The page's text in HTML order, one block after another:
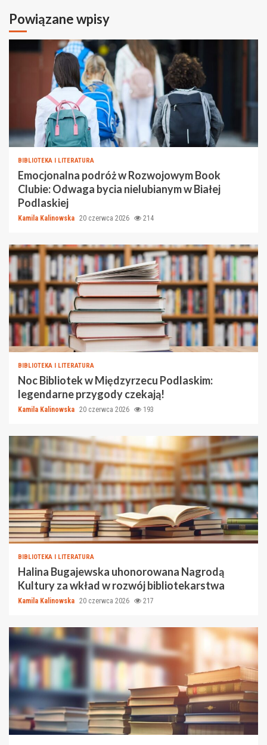
Powiązane wpisy
BIBLIOTEKA I LITERATURA
Emocjonalna podróż w Rozwojowym Book
Clubie: Odwaga bycia nielubianym w Białej
Podlaskiej
Kamila Kalinowska 20 czerwca 2026 214
BIBLIOTEKA I LITERATURA
Noc Bibliotek w Międzyrzecu Podlaskim:
legendarne przygody czekają!
Kamila Kalinowska 20 czerwca 2026 193
BIBLIOTEKA I LITERATURA
Halina Bugajewska uhonorowana Nagrodą
Kultury za wkład w rozwój bibliotekarstwa
Kamila Kalinowska 20 czerwca 2026 217